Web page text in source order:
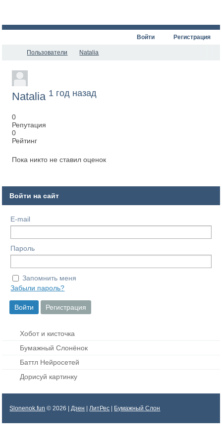
Войти Регистрация
Пользователи Natalia
Natalia 1 год назад
0
Репутация
0
Рейтинг
Пока никто не ставил оценок
Войти на сайт
E-mail
Пароль
Запомнить меня
Забыли пароль?
Хобот и кисточка
Бумажный Слонёнок
Баттл Нейросетей
Дорисуй картинку
Slonenok.fun © 2026 |Дзен |ЛитРес Бумажный Слон